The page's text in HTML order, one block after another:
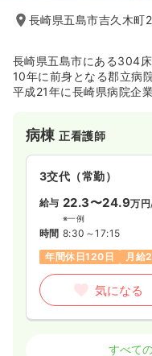
長崎県五島市吉久木町
長崎県五島市にある304
10年に前身となる郡立病
平成21年に長崎県病院企
に貢献している地域密着
病棟正看護師
3交代（常勤）
給与 22.3〜24.9万円
※一例
時間 8:30～17:15
年間休日120日
月給
気になる
すべて